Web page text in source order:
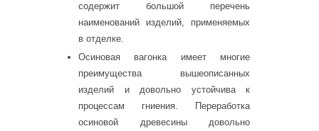
содержит большой перечень
наименований изделий, применяемых
в отделке.
Осиновая вагонка имеет многие
преимущества вышеописанных
изделий и довольно устойчива к
процессам гниения. Переработка
осиновой древесины довольно